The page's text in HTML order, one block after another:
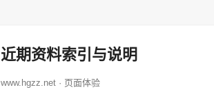
近期资料索引与说明
www.hgzz.net · 页面体验